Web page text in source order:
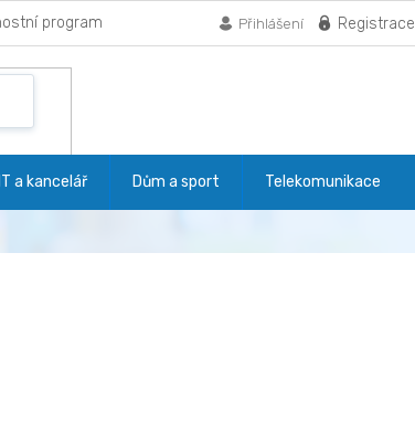
program Registrace
Přihlášení
IT a kancelář Dům a sport Telekomunikace